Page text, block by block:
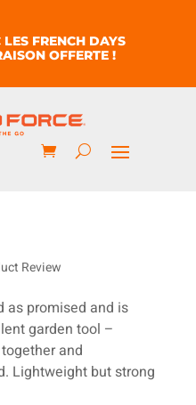
FRENCH DAYS
OFFERTE !
Review
as promised and is
garden tool –
and
Lightweight but strong